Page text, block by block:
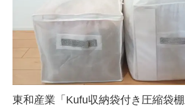
東和産業「Kufu収納袋付き圧縮袋